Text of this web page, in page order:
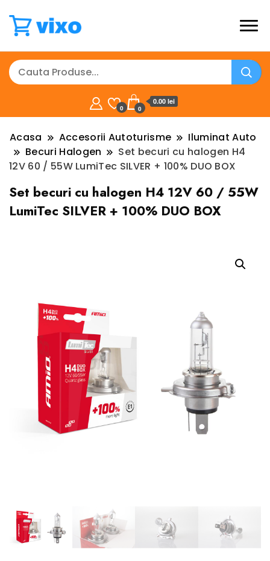
0 0
0.00 lei
Acasa Accesorii Autoturisme
Iluminat Auto
Becuri Halogen
Set becuri cu halogen H4
12V 60 / 55W LumiTec SILVER + 100% DUO BOX
Set becuri cu halogen H4 12V 60 / 55W
LumiTec SILVER + 100% DUO BOX